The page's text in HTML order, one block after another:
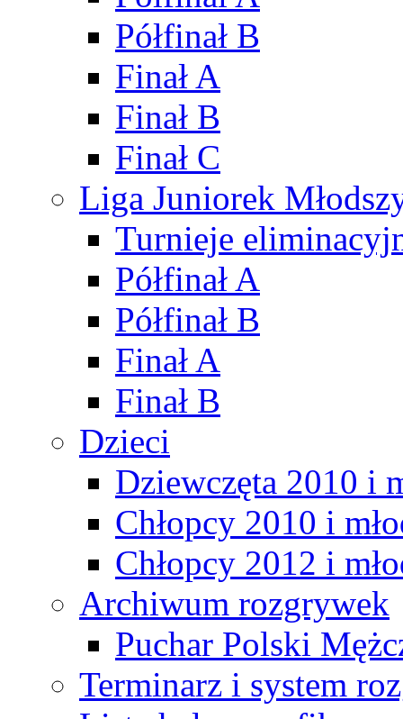
Półfinał B
Finał A
Finał B
Finał C
Liga Juniorek
Turnieje
Półfinał A
Półfinał B
Finał A
Finał B
Dzieci
Dziewczęta 2010 i
Chłopcy 2010 i
Chłopcy 2012 i
Archiwum rozgrywek
Puchar Polski
Terminarz i system